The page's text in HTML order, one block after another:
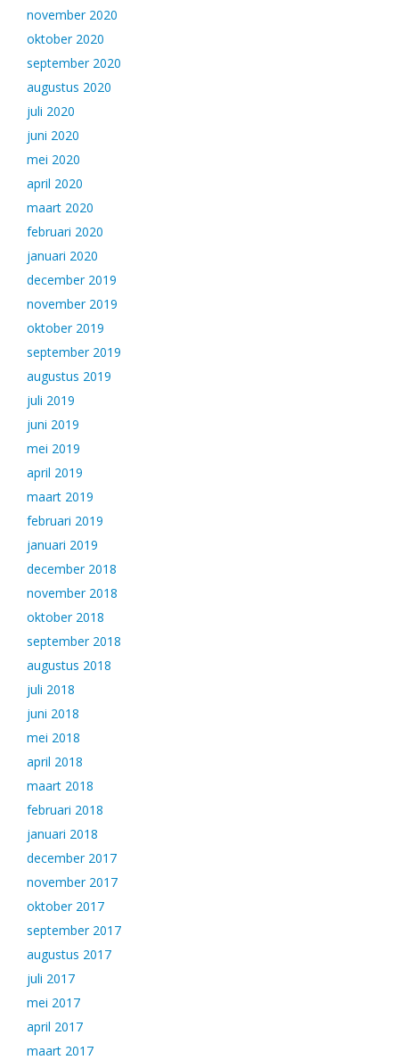
november 2020
oktober 2020
september 2020
augustus 2020
juli 2020
juni 2020
mei 2020
april 2020
maart 2020
februari 2020
januari 2020
december 2019
november 2019
oktober 2019
september 2019
augustus 2019
juli 2019
juni 2019
mei 2019
april 2019
maart 2019
februari 2019
januari 2019
december 2018
november 2018
oktober 2018
september 2018
augustus 2018
juli 2018
juni 2018
mei 2018
april 2018
maart 2018
februari 2018
januari 2018
december 2017
november 2017
oktober 2017
september 2017
augustus 2017
juli 2017
mei 2017
april 2017
maart 2017